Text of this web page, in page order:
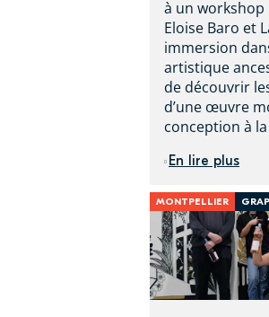
à un
Eloise Baro et
immersion
artistique
de découvrir
d’une œuvre
conception à
En lire plus
MONTPELLIER